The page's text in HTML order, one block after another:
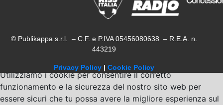
© Publikappa s.r.l. – C.F. e P.IVA 05456080638 – R.E.A. n.
443219
Privacy Policy | Cookie Policy
Utilizziamo i cookie per consentire il corretto
funzionamento e la sicurezza del nostro sito web per
essere sicuri che tu possa avere la migliore esperienza sul